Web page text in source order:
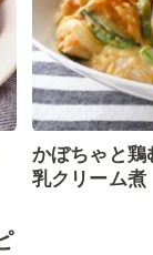
かぼちゃと鶏
乳クリーム煮